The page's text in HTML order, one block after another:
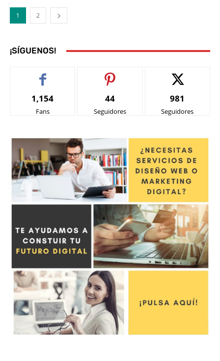
1 2
¡SÍGUENOS!
1,154
Fans
44
Seguidores
981
Seguidores